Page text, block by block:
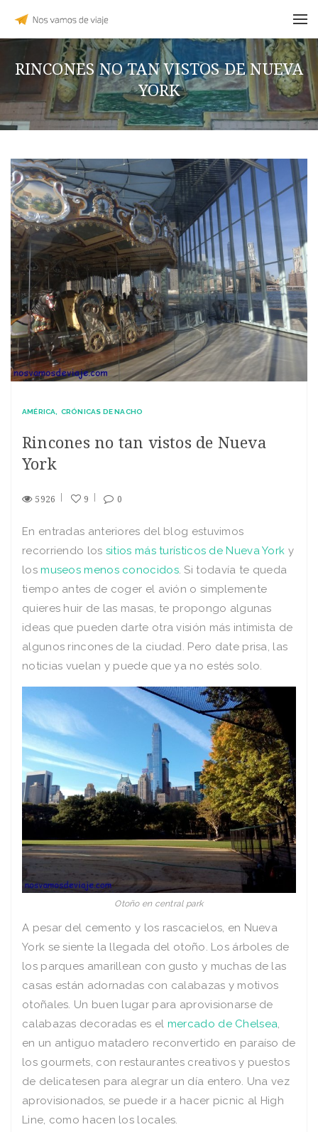
RINCONES NO TAN VISTOS DE NUEVA
YORK
AMÉRICA CRÓNICAS DE NACHO
Rincones no tan vistos de Nueva
York
5926 9 0
En entradas anteriores del blog estuvimos
recorriendo los sitios más turísticos de Nueva York y
losmuseos menos conocidos. Si todavía te queda
tiempo antes de coger el avión o simplemente
quieres huir de las masas, te propongo algunas
ideas que pueden darte otra visión más intimista de
algunos rincones de la ciudad. Pero date prisa, las
noticias vuelan y puede que ya no estés solo.
Otoño en central park
A pesar del cemento y los rascacielos, en Nueva
York se siente la llegada del otoño. Los árboles de
los parques amarillean con gusto y muchas de las
casas están adornadas con calabazas y motivos
otoñales. Un buen lugar para aprovisionarse de
calabazas decoradas es el mercado de Chelsea,
en un antiguo matadero reconvertido en paraíso de
los gourmets, con restaurantes creativos y puestos
de delicatesen para alegrar un día entero. Una vez
aprovisionados, se puede ir a hacer picnic al High
Line, como hacen los locales.